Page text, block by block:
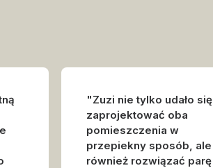
"Zuzi nie tylko udało się
zaprojektować oba
pomieszczenia w
przepiekny sposób, ale
również rozwiązać parę